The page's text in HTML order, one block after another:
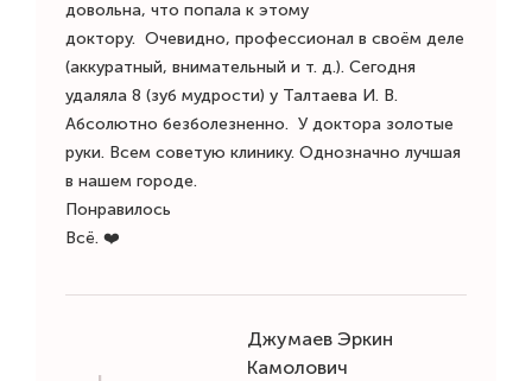
довольна, что попала к этому
доктору. Очевидно, профессионал в своём деле
(аккуратный, внимательный и т. д.). Сегодня
удаляла 8 (зуб мудрости) у Талтаева И. В.
Абсолютно безболезненно. У доктора золотые
руки. Всем советую клинику. Однозначно лучшая
в нашем городе.
Понравилось
Всё. ❤️
Джумаев Эркин
Камолович